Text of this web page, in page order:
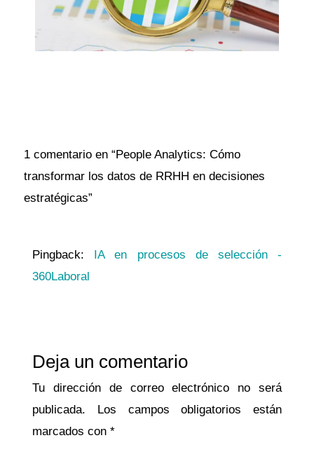
1 comentario en “People Analytics: Cómo
transformar los datos de RRHH en decisiones
estratégicas”
Pingback: IA en procesos de selección -
360Laboral
Deja un comentario
Tu dirección de correo electrónico no será
publicada.
Los campos obligatorios están
marcados con *